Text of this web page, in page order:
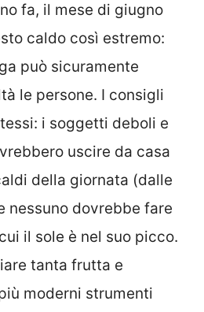
fa, il mese di giugno
caldo così estremo:
può sicuramente
le persone. I consigli
i soggetti deboli e
uscire da casa
della giornata (dalle
nessuno dovrebbe fare
il sole è nel suo picco.
tanta frutta e
moderni strumenti